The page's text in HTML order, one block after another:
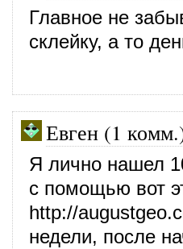
Главное не
склейку, а то
Евген (1
Я лично нашел
с помощью вот
http://
недели, после